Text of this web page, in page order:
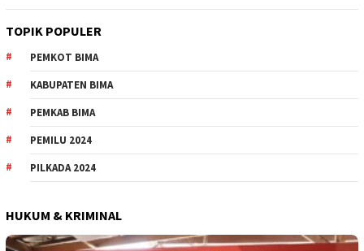
TOPIK POPULER
PEMKOT BIMA
KABUPATEN BIMA
PEMKAB BIMA
PEMILU 2024
PILKADA 2024
HUKUM & KRIMINAL